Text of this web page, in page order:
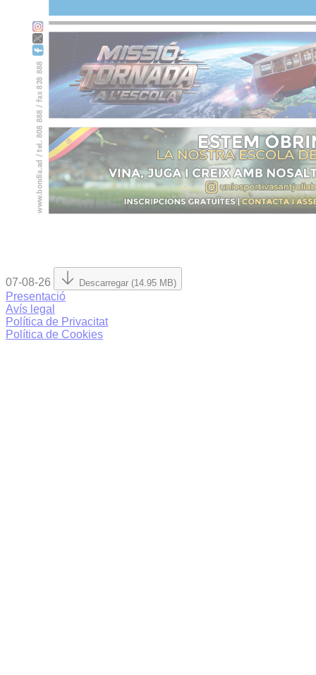
07-08-26 Descarregar (14.95 MB)
Presentació
Avís legal
Política de Privacitat
Política de Cookies